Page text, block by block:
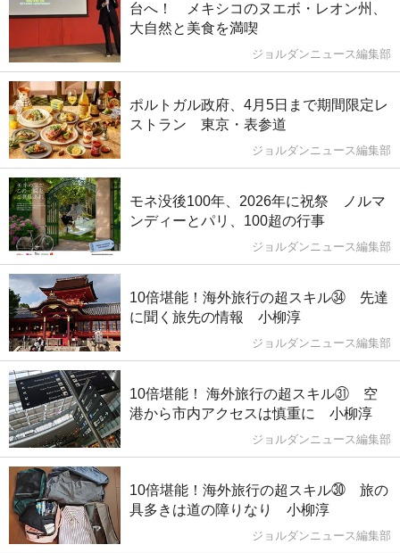
台へ！ メキシコのヌエボ・レオン州、
大自然と美食を満喫
ジョルダンニュース編集部
ポルトガル政府、4月5日まで期間限定レ
ストラン 東京・表参道
ジョルダンニュース編集部
モネ没後100年、2026年に祝祭 ノルマ
ンディーとパリ、100超の行事
ジョルダンニュース編集部
10倍堪能！海外旅行の超スキル㉞ 先達
に聞く旅先の情報 小柳淳
ジョルダンニュース編集部
10倍堪能！ 海外旅行の超スキル㉛ 空
港から市内アクセスは慎重に 小柳淳
ジョルダンニュース編集部
10倍堪能！海外旅行の超スキル㉚ 旅の
具多きは道の障りなり 小柳淳
ジョルダンニュース編集部